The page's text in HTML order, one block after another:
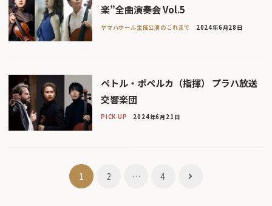
楽”全曲演奏会 Vol.5
ヤマハホール主催公演のこれまで 2024年6月28日
ペトル・ポペルカ（指揮） プラハ放送
交響楽団
PICK UP 2024年6月21日
1 2 … 4